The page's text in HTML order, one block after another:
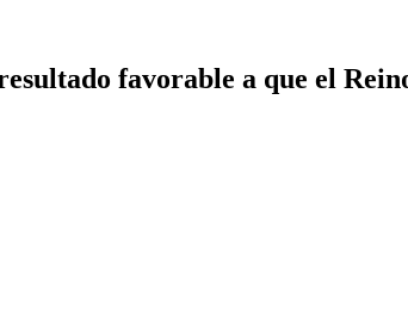
favorable a que el